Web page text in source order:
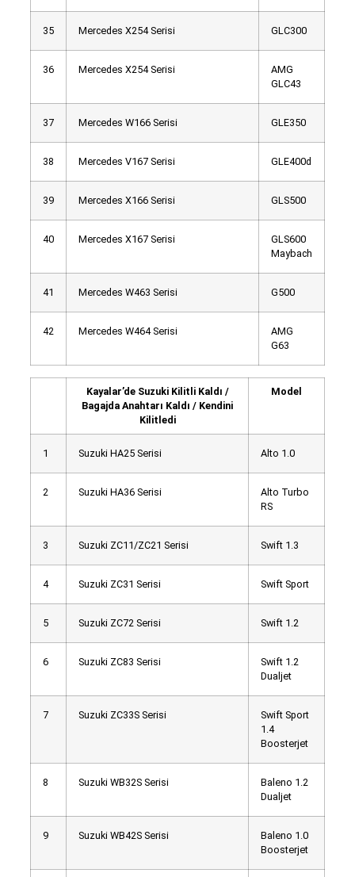
35 Mercedes X254 Serisi GLC300
36 Mercedes X254 Serisi
AMG
GLC43
37 Mercedes W166 Serisi GLE350
38 Mercedes V167 Serisi GLE400d
39 Mercedes X166 Serisi GLS500
40 Mercedes X167 Serisi
GLS600
Maybach
41 Mercedes W463 Serisi G500
42 Mercedes W464 Serisi
AMG
G63
Kayalar’de Suzuki Kilitli Kaldı /
Bagajda Anahtarı Kaldı / Kendini
Kilitledi
Model
1 Suzuki HA25 Serisi Alto 1.0
2 Suzuki HA36 Serisi
Alto Turbo
RS
3 Suzuki ZC11/ZC21 Serisi Swift 1.3
4 Suzuki ZC31 Serisi Swift Sport
5 Suzuki ZC72 Serisi Swift 1.2
6 Suzuki ZC83 Serisi
Swift 1.2
Dualjet
7 Suzuki ZC33S Serisi
Swift Sport
1.4
Boosterjet
8 Suzuki WB32S Serisi
Baleno 1.2
Dualjet
9 Suzuki WB42S Serisi
Baleno 1.0
Boosterjet